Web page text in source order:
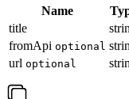
Name
title
fromApi optional
url optional